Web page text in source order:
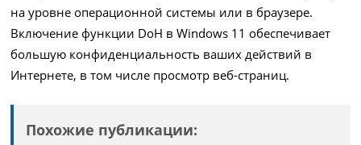
на уровне операционной системы или в браузере.
Включение функции DoH в Windows 11 обеспечивает
большую конфиденциальность ваших действий в
Интернете, в том числе просмотр веб-страниц.
Похожие публикации: